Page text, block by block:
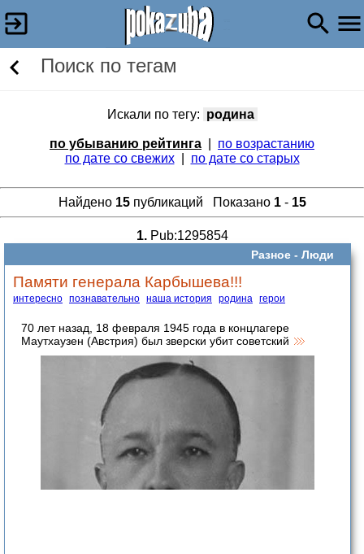
Поиск по тегам
Искали по тегу: родина
по убыванию рейтинга
по возрастанию
по дате со свежих| по дате со старых
Найдено 15публикаций Показано 1- 15
1.Pub:1295854
Разное - Люди
Памяти генерала Карбышева!!!
интересно познавательно наша история родина герои
70 лет назад, 18 февраля 1945 года в концлагере
Маутхаузен (Австрия) был зверски убит советский